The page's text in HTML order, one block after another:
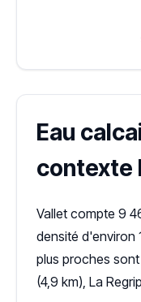
Eau
contexte
Vallet compte 9
densité d'environ
plus proches
(4,9 km), La